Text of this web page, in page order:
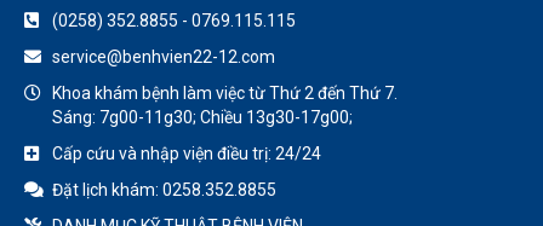
(0258) 352.8855 - 0769.115.115
service@benhvien22-12.com
Khoa khám bệnh làm việc từ Thứ 2 đến Thứ 7.
Sáng: 7g00-11g30; Chiều 13g30-17g00;
Cấp cứu và nhập viện điều trị: 24/24
Đặt lịch khám: 0258.352.8855